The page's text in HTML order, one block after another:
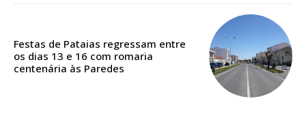
Ofertas para assinatura anual
Festas de Pataias regressam entre
os dias 13 e 16 com romaria
centenária às Paredes